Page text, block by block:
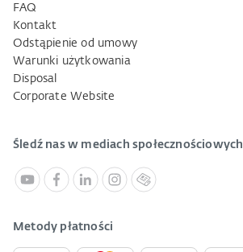
FAQ
Kontakt
Odstąpienie od umowy
Warunki użytkowania
Disposal
Corporate Website
Śledź nas w mediach społecznościowych
Metody płatności